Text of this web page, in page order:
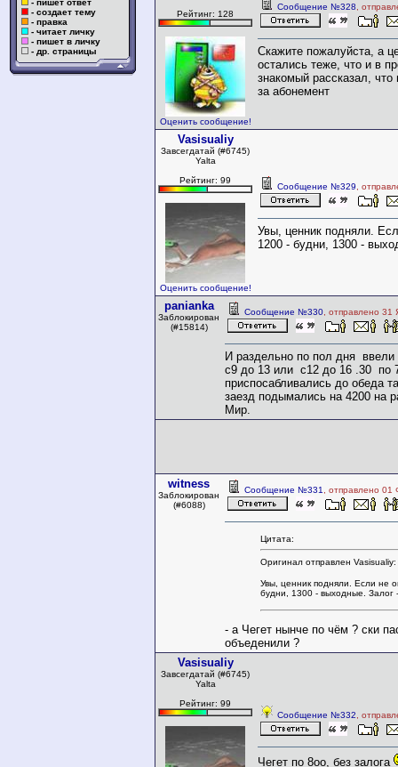
- пишет ответ
- создает тему
- правка
- читает личку
- пишет в личку
- др. страницы
Рейтинг: 128
Оценить сообщение!
Сообщение №328 ,
Скажите пожалуйста, а
остались теже, что и в
знакомый рассказал, что
за абонемент
Vasisualiy
Завсегдатай (#6745)
Yalta
Рейтинг: 99
Оценить сообщение!
Сообщение №329 ,
Увы, ценник подняли.
1200 - будни, 1300 -
panianka
Заблокирован
(#15814)
Сообщение №330 , отправлено
И раздельно по пол дня
с9 до 13 или с12 до 16 .30 по
приспосабливались до обеда
заезд подымались на 4200 на
Мир.
witness
Заблокирован
(#6088)
Сообщение №331 , отправлено
Цитата:
Оригинал отправлен Vasisualiy:
Увы, ценник подняли. Если не
будни, 1300 - выходные. Залог
- а Чегет нынче по чём ? ски
объеденили ?
Vasisualiy
Завсегдатай (#6745)
Yalta
Рейтинг: 99
Сообщение №332 ,
Чегет по 8оо, без залога